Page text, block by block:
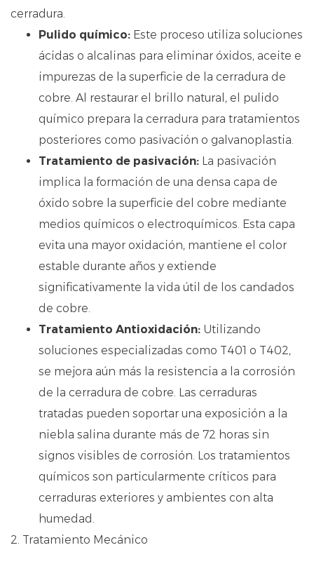
cerradura.
Pulido químico: Este proceso utiliza soluciones
ácidas o alcalinas para eliminar óxidos, aceite e
impurezas de la superficie de la cerradura de
cobre. Al restaurar el brillo natural, el pulido
químico prepara la cerradura para tratamientos
posteriores como pasivación o galvanoplastia.
Tratamiento de pasivación: La pasivación
implica la formación de una densa capa de
óxido sobre la superficie del cobre mediante
medios químicos o electroquímicos. Esta capa
evita una mayor oxidación, mantiene el color
estable durante años y extiende
significativamente la vida útil de los candados
de cobre.
Tratamiento Antioxidación: Utilizando
soluciones especializadas como T401 o T402,
se mejora aún más la resistencia a la corrosión
de la cerradura de cobre. Las cerraduras
tratadas pueden soportar una exposición a la
niebla salina durante más de 72 horas sin
signos visibles de corrosión. Los tratamientos
químicos son particularmente críticos para
cerraduras exteriores y ambientes con alta
humedad.
2. Tratamiento Mecánico